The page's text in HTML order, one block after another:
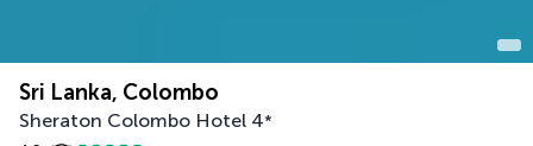
Sri Lanka, Colombo
Sheraton Colombo Hotel 4*